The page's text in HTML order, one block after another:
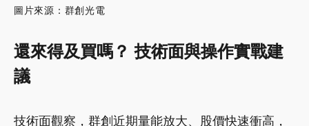
圖片來源：群創光電
還來得及買嗎？ 技術面與操作實戰建
議
技術面觀察，群創近期量能放大、股價快速衝高，